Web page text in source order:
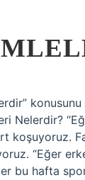
Nelerdir?
koşuyoruz.
“Eğer
bu hafta